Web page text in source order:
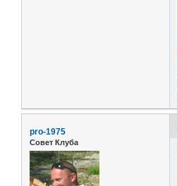
pro-1975
Совет Клуба